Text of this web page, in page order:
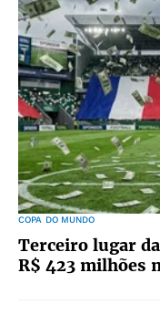
COPA DO MUNDO
Terceiro lugar
R$ 423 milhões